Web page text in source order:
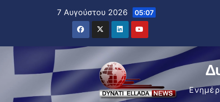
7 Αυγούστου 2026 05:07